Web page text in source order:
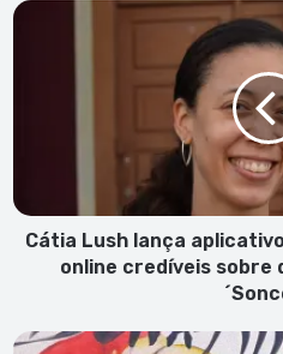
Cátia
credíveis
sobre
desfile
d
Cátia Lush lança
online credíveis sobre
Cely